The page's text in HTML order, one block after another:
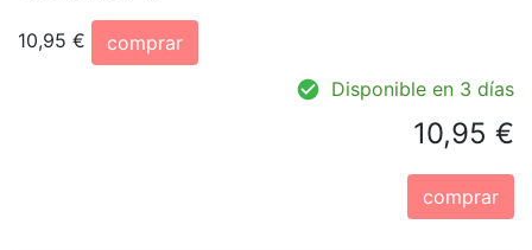
10,95 €
comprar
Disponible en 3 días
10,95 €
comprar